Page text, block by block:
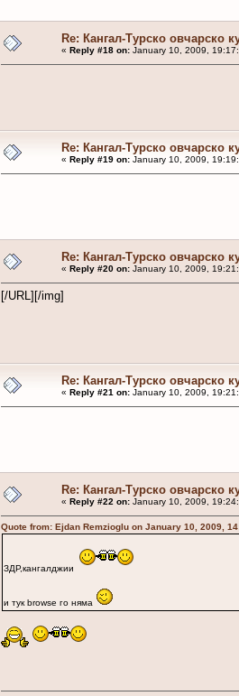
Re: Кангал-Турско овчарско
« Reply #18 on:January 10, 2009,
Re: Кангал-Турско овчарско
« Reply #19 on:January 10, 2009,
Re: Кангал-Турско овчарско
« Reply #20 on:January 10, 2009,
[/URL][/img]
Re: Кангал-Турско овчарско
« Reply #21 on:January 10, 2009,
Re: Кангал-Турско овчарско
« Reply #22 on:January 10, 2009,
Quote from: Ejdan Remzioglu on January 10, 2009,
ЗДР,кангалджии
и тук browse го няма